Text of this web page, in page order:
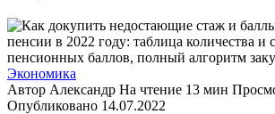
Экономика
Автор Александр На чтение 13 мин
Опубликовано 14.07.2022